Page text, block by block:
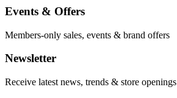
Events & Offers​
Members-only sales, events & brand offers
Newsletter
Receive latest news, trends & store openings